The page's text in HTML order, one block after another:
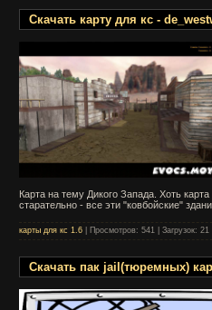
Скачать карту для кс -
Карта на тему Дикого Запада. Хоть
старательно - все эти "ковбойские"
карты для кс 1.6 Просмотров: 541 Загрузок: 21
Скачать пак jail(тюремных)